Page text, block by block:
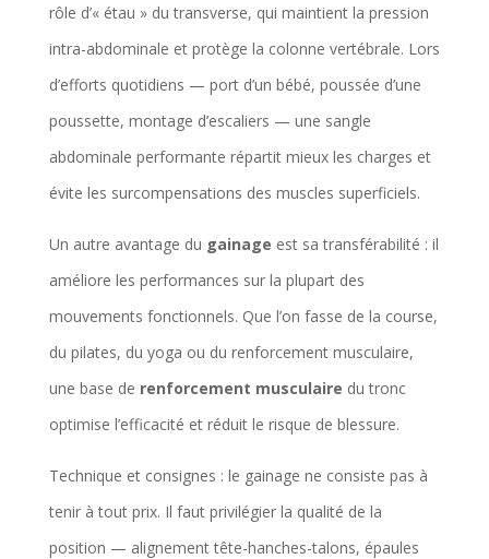
rôle d’« étau » du transverse, qui maintient la pression
intra-abdominale et protège la colonne vertébrale. Lors
d’efforts quotidiens — port d’un bébé, poussée d’une
poussette, montage d’escaliers — une sangle
abdominale performante répartit mieux les charges et
évite les surcompensations des muscles superficiels.
Un autre avantage du gainage est sa transférabilité : il
améliore les performances sur la plupart des
mouvements fonctionnels. Que l’on fasse de la course,
du pilates, du yoga ou du renforcement musculaire,
une base de renforcement musculaire du tronc
optimise l’efficacité et réduit le risque de blessure.
Technique et consignes : le gainage ne consiste pas à
tenir à tout prix. Il faut privilégier la qualité de la
position — alignement tête-hanches-talons, épaules